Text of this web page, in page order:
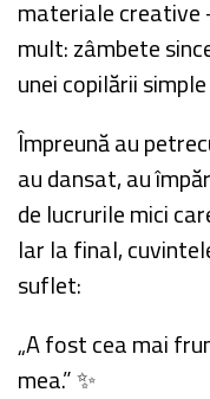
materiale
mult: zâmbete
unei copilării
Împreună au
au dansat, au
de lucrurile mici
Iar la final,
suflet:
„A fost cea mai
mea.” ✨